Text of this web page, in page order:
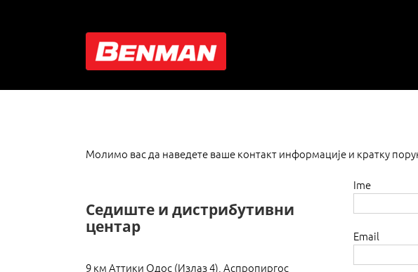
Упити
Молимо вас да наведете ваше контакт информације и кратку
Седиште и дистрибутивни
центар
9 км Аттики Одос (Излаз 4), Аспропиргос
Ime
Email